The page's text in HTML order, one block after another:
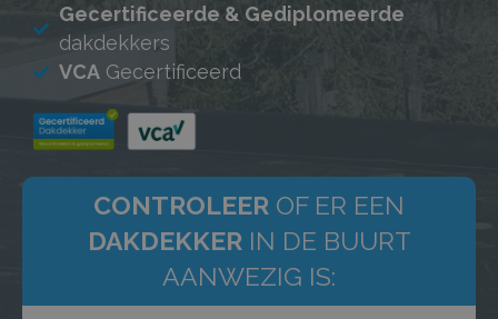
Gecertificeerde & Gediplomeerde
dakdekkers
VCAGecertificeerd
CONTROLEER OF ER EEN
DAKDEKKER IN DE BUURT
AANWEZIG IS: